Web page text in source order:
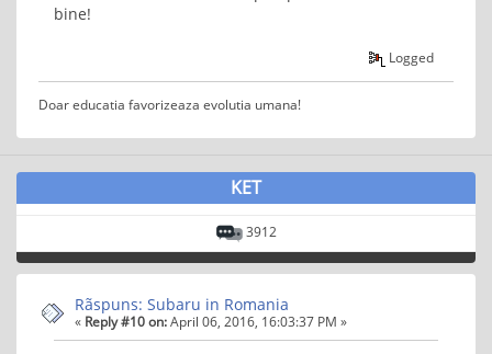
bine!
Logged
Doar educatia favorizeaza evolutia umana!
KET
3912
Rãspuns: Subaru in Romania
« Reply #10 on:April 06, 2016, 16:03:37 PM »